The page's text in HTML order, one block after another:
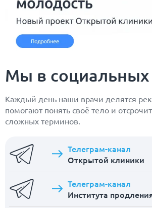
Мы в социальных
Каждый день наши врачи делятся
помогают понять своё тело и
сложных терминов.
Телеграм-канал
Открытой клиники
Телеграм-канал
Института